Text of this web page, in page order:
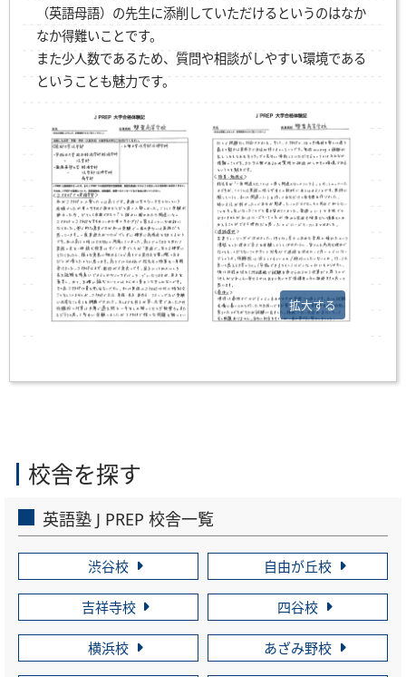
（英語母語）の先生に添削していただけるというのはなか
なか得難いことです。
また少人数であるため、質問や相談がしやすい環境である
ということも魅力です。
拡大する
校舎を探す
英語塾 J PREP 校舎一覧
渋谷校 自由が丘校
吉祥寺校 四谷校
横浜校 あざみ野校